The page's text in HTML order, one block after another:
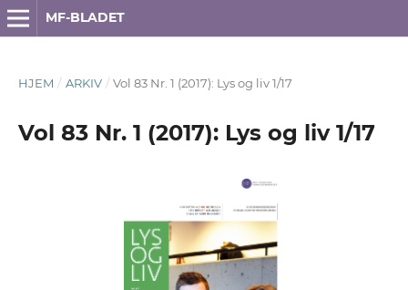
MF-BLADET
HJEM / ARKIV / Vol 83 Nr. 1 (2017): Lys og liv 1/17
Vol 83 Nr. 1 (2017): Lys og liv 1/17